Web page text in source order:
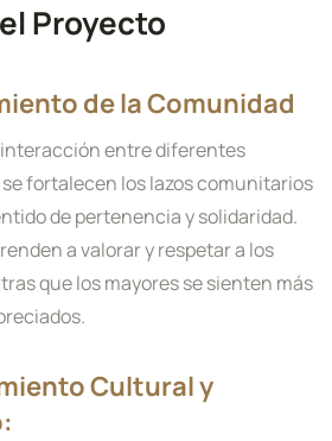
Proyecto
de la Comunidad
entre diferentes
fortalecen los lazos comunitarios
de pertenencia y solidaridad.
a valorar y respetar a los
que los mayores se sienten más
Cultural y